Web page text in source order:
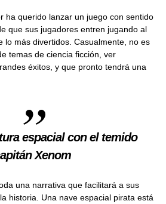
ha querido lanzar un juego con sentido
que sus jugadores entren jugando al
lo más divertidos. Casualmente, no es
temas de ciencia ficción, ver
éxitos, y que pronto tendrá una
espacial con el temido
Xenom
una narrativa que facilitará a sus
historia. Una nave espacial pirata está